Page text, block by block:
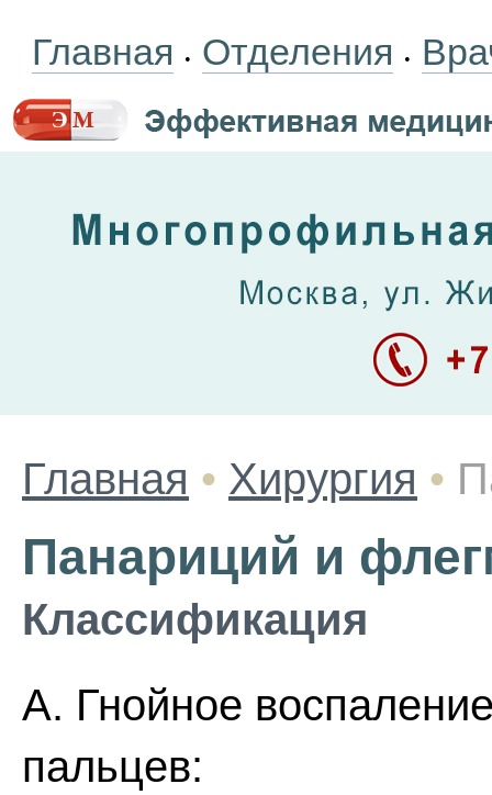
Главная • Отделения •
Главная • Хирургия •
Панариций и
Классификация
А. Гнойное
пальцев: